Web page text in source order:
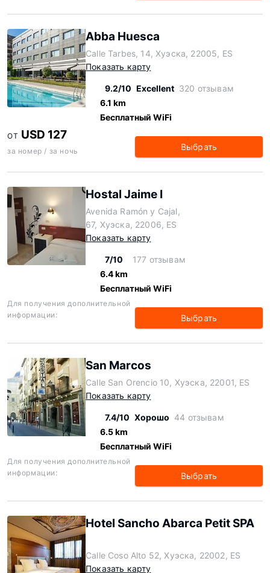
Abba Huesca
Calle Tarbes, 14, Хуэска, 22005, ES
Показать карту
9.2/10 Excellent 320 отзывам
6.1 km
Бесплатный WiFi
ОТ USD 127
за номер / за ночь Выбрать
Hostal Jaime I
Avenida Ramón y Cajal,
67, Хуэска, 22006, ES
Показать карту
7/10
177 отзывам
6.4 km
Бесплатный WiFi
Для получения дополнительной
информации:
Выбрать
San Marcos
Calle San Orencio 10, Хуэска, 22001, ES
Показать карту
7.4/10 Хорошо 44 отзывам
6.5 km
Бесплатный WiFi
Для получения дополнительной
информации:
Выбрать
Hotel Sancho Abarca Petit SPA
Calle Coso Alto 52, Хуэска, 22002, ES
Показать карту